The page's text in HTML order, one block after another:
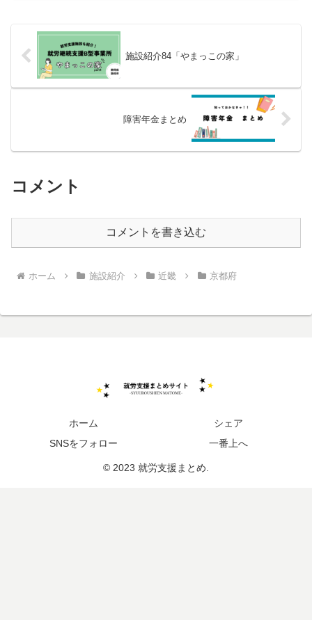
施設紹介84「やまっこの家」
障害年金まとめ
コメント
コメントを書き込む
ホーム 施設紹介 近畿 京都府
ホーム
シェア
SNSをフォロー
一番上へ
© 2023 就労支援まとめ.